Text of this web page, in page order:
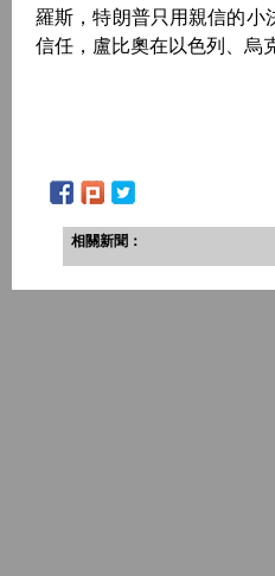
羅斯，特朗普只用親信的小
信任，盧比奧在以色列、烏
相關新聞：